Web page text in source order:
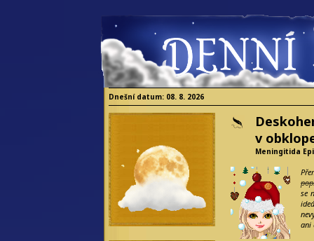
Dnešní datum: 08. 8. 2026
v
Meningitida
se
ani